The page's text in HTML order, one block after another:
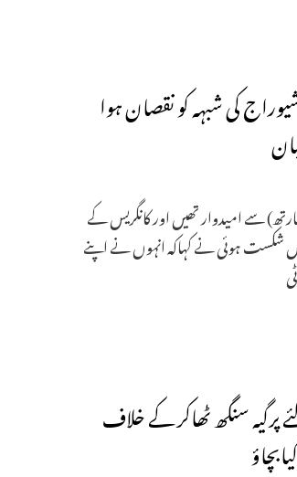
کی شبہہ کو نقصان ہوا
سے امیدوار تھیں اور کانگریس کے
ہوئی نے کہاکہ انہوں نے اپنے
سنگھ ٹھاکر کے خلاف